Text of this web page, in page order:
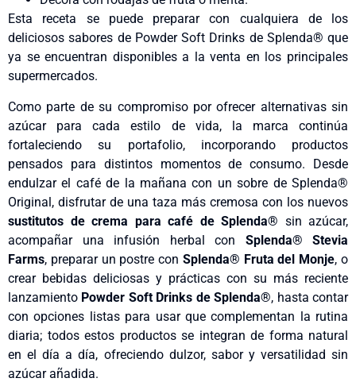
Esta receta se puede preparar con cualquiera de los
deliciosos sabores de Powder Soft Drinks de Splenda® que
ya se encuentran disponibles a la venta en los principales
supermercados.
Como parte de su compromiso por ofrecer alternativas sin
azúcar para cada estilo de vida, la marca continúa
fortaleciendo su portafolio, incorporando productos
pensados para distintos momentos de consumo. Desde
endulzar el café de la mañana con un sobre de Splenda®
Original, disfrutar de una taza más cremosa con los nuevos
sustitutos de crema para café de Splenda® sin azúcar,
acompañar una infusión herbal con Splenda® Stevia
Farms, preparar un postre con Splenda® Fruta del Monje, o
crear bebidas deliciosas y prácticas con su más reciente
lanzamiento Powder Soft Drinks de Splenda®, hasta contar
con opciones listas para usar que complementan la rutina
diaria; todos estos productos se integran de forma natural
en el día a día, ofreciendo dulzor, sabor y versatilidad sin
azúcar añadida.